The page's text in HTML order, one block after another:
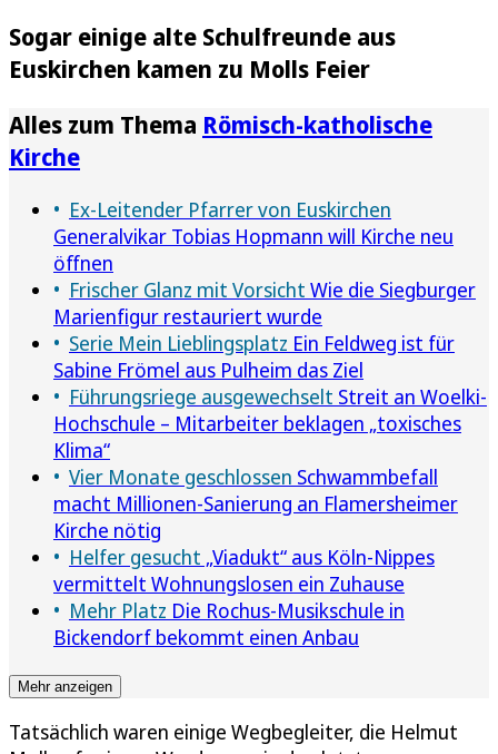
Sogar einige alte Schulfreunde aus
Euskirchen kamen zu Molls Feier
Alles zum Thema Römisch-katholische
Kirche
Ex-Leitender Pfarrer von Euskirchen
Generalvikar Tobias Hopmann will Kirche neu
öffnen
Frischer Glanz mit Vorsicht Wie die Siegburger
Marienfigur restauriert wurde
Serie Mein Lieblingsplatz Ein Feldweg ist für
Sabine Frömel aus Pulheim das Ziel
Führungsriege ausgewechselt Streit an Woelki-
Hochschule – Mitarbeiter beklagen „toxisches
Klima“
Vier Monate geschlossen Schwammbefall
macht Millionen-Sanierung an Flamersheimer
Kirche nötig
Helfer gesucht „Viadukt“ aus Köln-Nippes
vermittelt Wohnungslosen ein Zuhause
Mehr Platz Die Rochus-Musikschule in
Bickendorf bekommt einen Anbau
Mehr anzeigen
Tatsächlich waren einige Wegbegleiter, die Helmut